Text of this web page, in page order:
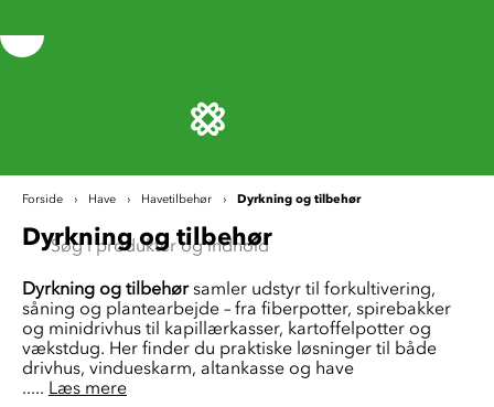
Forside Have Havetilbehør Dyrkning og tilbehør
Dyrkning og tilbehør
Dyrkning og tilbehørsamler udstyr til forkultivering,
såning og plantearbejde – fra fiberpotter, spirebakker
og minidrivhus til kapillærkasser, kartoffelpotter og
vækstdug. Her finder du praktiske løsninger til både
drivhus, vindueskarm, altankasse og have
..... Læs mere